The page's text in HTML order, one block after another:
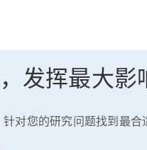
发挥最大影
对您的研究问题找到最合